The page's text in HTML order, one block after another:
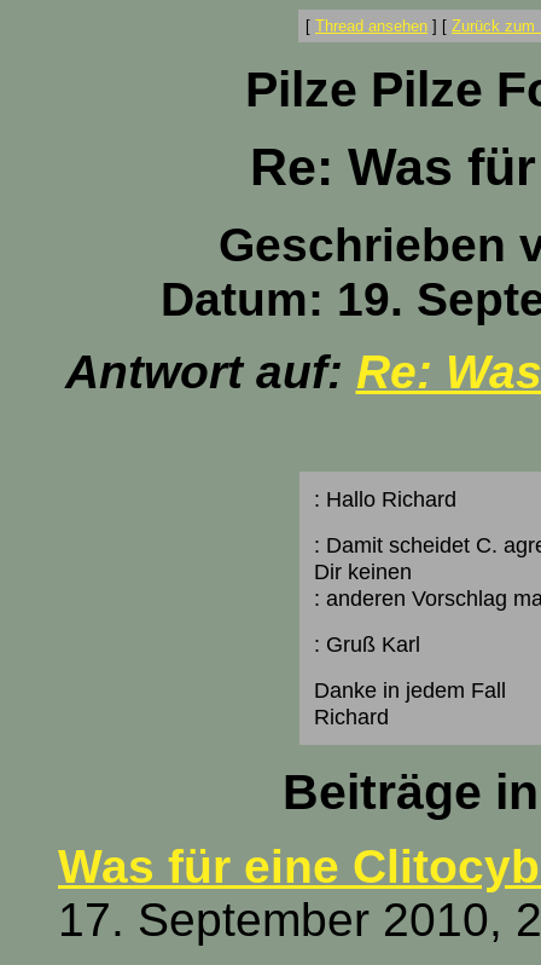
[ Thread ansehen ] [ Zurück zum
Pilze Pilze
Re: Was
Geschrieben
Datum: 19.
Antwort auf: Re:
: Hallo Richard
: Damit scheidet C.
Dir keinen
: anderen Vorschlag
: Gruß Karl
Danke in jedem Fall
Richard
Beiträge
Was für eine
17. September 2010,